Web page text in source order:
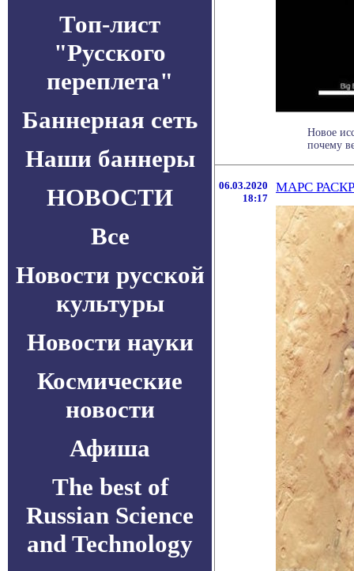
Топ-лист
"Русского
переплета"
Баннерная сеть
Наши баннеры
НОВОСТИ
Все
Новости русской
культуры
Новости науки
Космические
новости
Афиша
The best of
Russian Science
and Technology
Новое
почему
06.03.2020
18:17
МАРС